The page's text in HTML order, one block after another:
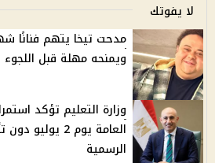
لا يفوتك
مدحت تيخا يتهم فنانًا
ويمنحه مهلة قبل اللجوء
وزارة التعليم تؤكد
العامة يوم 2
الرسمية